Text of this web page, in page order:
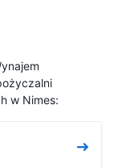
w Nimes: